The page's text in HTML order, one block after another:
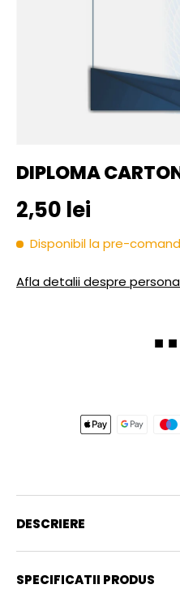
DIPLOMA
Pret initial
2,50 lei
Disponibil la pre-
Afla detalii despre
■
DESCRIERE
SPECIFICATII PRODUS